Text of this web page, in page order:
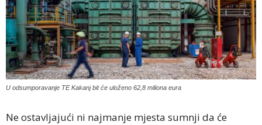
U odsumporavanje TE Kakanj bit će uloženo 62,8 miliona eura
Ne ostavljajući ni najmanje mjesta sumnji da će